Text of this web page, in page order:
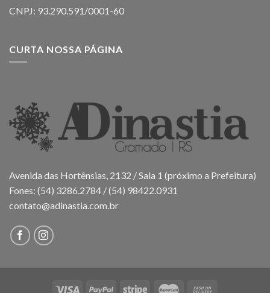
CNPJ: 93.290.591/0001-60
CURTA NOSSA PÁGINA
Avenida das Hortênsias, 2132 / Sala 1 (próximo a Prefeitura)
Fones: (54) 3286.2784 / (54) 98422.0931
contato@adinastia.com.br